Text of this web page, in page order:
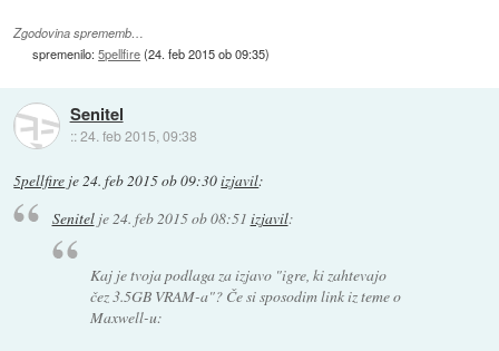
Zgodovina sprememb…
spremenilo:5pellfire(24. feb 2015 ob 09:35)
Senitel
::24. feb 2015, 09:38
5pellfire je24. feb 2015 ob 09:30izjavil:
Senitelje 24. feb 2015 ob 08:51 izjavil:
Kaj je tvoja podlaga za izjavo "igre, ki zahtevajo
čez 3.5GB VRAM-a"? Če si sposodim link iz teme o
Maxwell-u: